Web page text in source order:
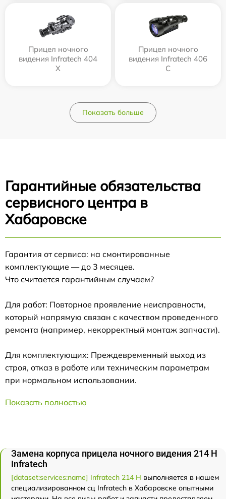
Прицел ночного
видения Infratech 404
Х
Прицел ночного
видения Infratech 406
С
Показать больше
Гарантийные обязательства
сервисного центра в
Хабаровске
Гарантия от сервиса: на смонтированные
комплектующие — до 3 месяцев.
Что считается гарантийным случаем?
Для работ: Повторное проявление неисправности,
который напрямую связан с качеством проведенного
ремонта (например, некорректный монтаж запчасти).
Для комплектующих: Преждевременный выход из
строя, отказ в работе или техническим параметрам
при нормальном использовании.
Показать полностью
Замена корпуса прицела ночного видения 214 Н
Infratech
[dataset:services:name] Infratech 214 Н выполняется в нашем
специализированном сц Infratech в Хабаровске опытными